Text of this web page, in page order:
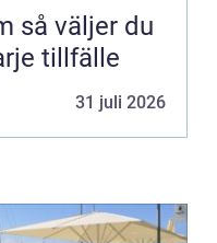
tillfälle
31 juli 2026